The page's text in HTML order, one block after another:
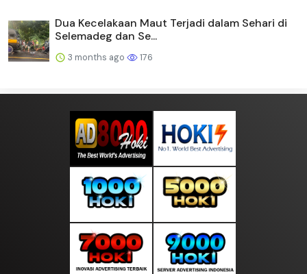
Dua Kecelakaan Maut Terjadi dalam Sehari di
Selemadeg dan Se...
3 months ago 176